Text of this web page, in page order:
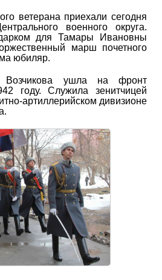
ветерана приехали сегодня
военного округа.
для Тамары Ивановны
марш почетного
юбиляр.
Возчикова ушла на фронт
году. Служила зенитчицей
артиллерийском дивизионе